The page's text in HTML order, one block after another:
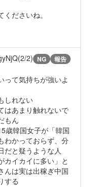
ださいね。
2) NG 報告
って気持ちが強いよ
しれない
はあまり触れないで
もん
歳韓国女子が「韓国
わかっておらず、分
だと疑うような人
カイカイに多い」と
んは実は出稼ぎ中国
する